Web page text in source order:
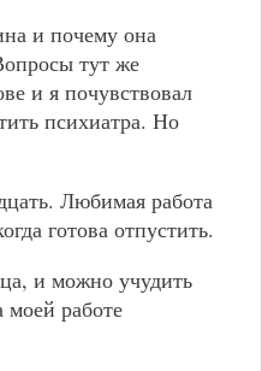
и почему она
тут же
и я почувствовал
психиатра. Но
Любимая работа
готова отпустить.
и можно учудить
моей работе